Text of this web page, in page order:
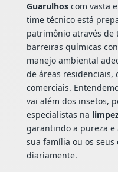
Guarulhoscom vasta
time técnico está
patrimônio através de
barreiras químicas
manejo ambiental
de áreas residenciais,
comerciais.
vai além dos insetos,
especialistas na
garantindo a pureza
sua família ou os seus
diariamente.